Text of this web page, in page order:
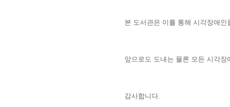
본 도서관은 이를 통해 시각장애
앞으로도 도내는 물론 모든 시각
감사합니다.